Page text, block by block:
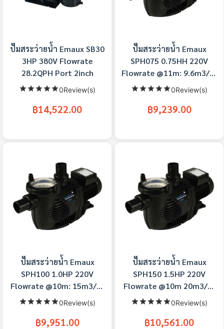
ปั๊มสระว่ายน้ำ Emaux SB30
3HP 380V Flowrate
28.2QPH Port 2inch
0Review(s)
฿14,522.00
ปั๊มสระว่ายน้ำ Emaux
SPH075 0.75HH 220V
Flowrate @11m: 9.6m3/hr
Conn 1.5 inch0Review(s)
฿9,239.00
ปั๊มสระว่ายน้ำ Emaux
SPH100 1.0HP 220V
Flowrate @10m: 15m3/hr
Conn1.5 Inch0Review(s)
฿9,951.00
ปั๊มสระว่ายน้ำ Emaux
SPH150 1.5HP 220V
Flowrate @10m 20m3/hr
Conn 1.5/2Inch
0Review(s)
฿10,561.00